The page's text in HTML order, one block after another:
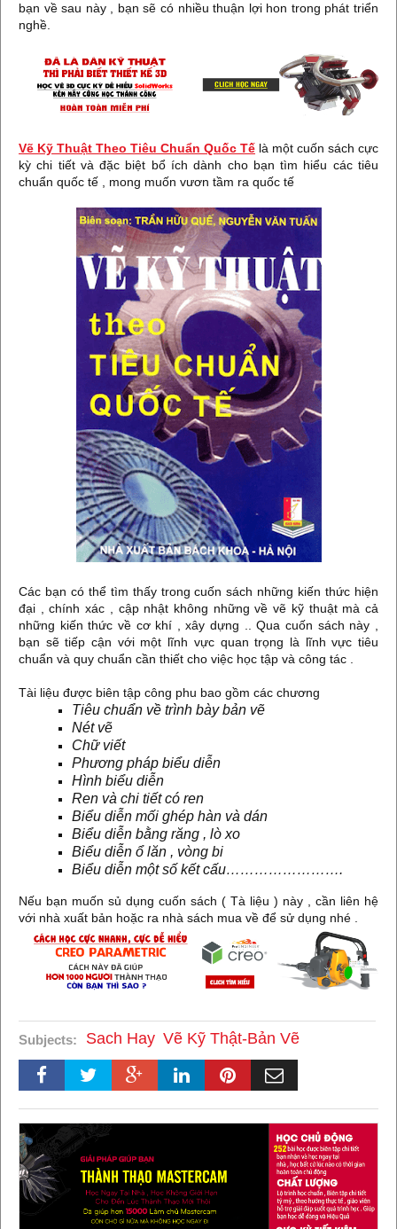
bạn về sau này , bạn sẽ có nhiều thuận lợi hon trong phát triển
nghề.
Vẽ Kỹ Thuật Theo Tiêu Chuẩn Quốc Tế là một cuốn sách cực
kỳ chi tiết và đặc biệt bổ ích dành cho bạn tìm hiểu các tiêu
chuẩn quốc tế , mong muốn vươn tầm ra quốc tế
Các bạn có thể tìm thấy trong cuốn sách những kiến thức hiện
đại , chính xác , cập nhật không những về vẽ kỹ thuật mà cả
những kiến thức về cơ khí , xây dựng .. Qua cuốn sách này ,
bạn sẽ tiếp cận với một lĩnh vực quan trọng là lĩnh vực tiêu
chuẩn và quy chuẩn cần thiết cho việc học tập và công tác .
Tài liệu được biên tập công phu bao gồm các chương
Tiêu chuẩn về trình bày bản vẽ
Nét vẽ
Chữ viết
Phương pháp biểu diễn
Hình biểu diễn
Ren và chi tiết có ren
Biểu diễn mối ghép hàn và dán
Biểu diễn bằng răng , lò xo
Biểu diễn ổ lăn , vòng bi
Biểu diễn một số kết cấu…………………….
Nếu bạn muốn sủ dụng cuốn sách ( Tà liệu ) này , cần liên hệ
với nhà xuất bản hoặc ra nhà sách mua về để sử dụng nhé .
Subjects: Sach Hay Vẽ Kỹ Thật-Bản Vẽ